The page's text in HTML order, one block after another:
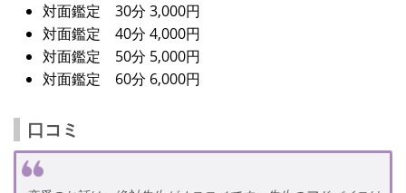
対面鑑定 30分 3,000円
対面鑑定 40分 4,000円
対面鑑定 50分 5,000円
対面鑑定 60分 6,000円
口コミ